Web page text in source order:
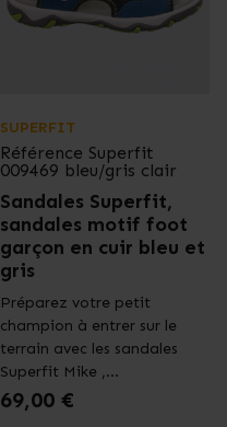
SUPERFIT
Référence Superfit
009469 bleu/gris clair
Sandales Superfit,
sandales motif foot
garçon en cuir bleu et
gris
Préparez votre petit
champion à entrer sur le
terrain avec les sandales
Superfit Mike ,...
Prix
69,00 €